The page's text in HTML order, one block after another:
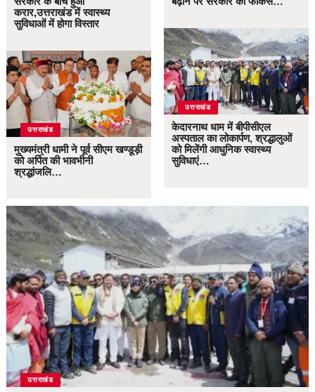
करार,उत्तराखंड में स्वास्थ्य
सुविधाओं में होगा विस्तार
उत्तराखंड
मुख्यमंत्री धामी ने पूर्व सीएम खण्डूड़ी
को अर्पित की भावभीनी
श्रद्धांजलि…
उत्तराखंड
केदारनाथ धाम में बीपीसीएल
अस्पताल का लोकार्पण, श्रद्धालुओं
को मिलेंगी आधुनिक स्वास्थ्य
सुविधाएं…
उत्तराखंड